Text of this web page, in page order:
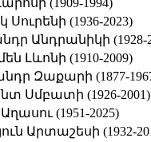
(1909-1994)
(1936-2023)
Անդրանիկի (1928-
Լևոնի (1910-2009)
Զաքարի (1877-
Սմբատի (1926-2001)
(1951-2025)
Արտաշեսի (1932-